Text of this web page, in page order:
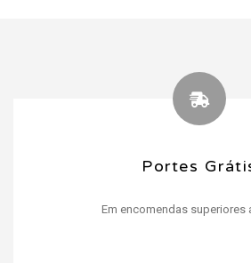
Portes
Em encomendas superiores
Portes
Verifique a nossa política